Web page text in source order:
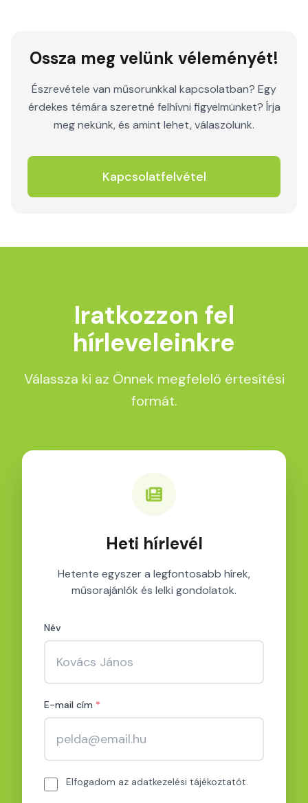
Ossza meg velünk véleményét!
Észrevétele van műsorunkkal kapcsolatban? Egy
érdekes témára szeretné felhívni figyelmünket? Írja
meg nekünk, és amint lehet, válaszolunk.
Kapcsolatfelvétel
Iratkozzon fel
hírleveleinkre
Válassza ki az Önnek megfelelő értesítési
formát.
Heti hírlevél
Hetente egyszer a legfontosabb hírek,
műsorajánlók és lelki gondolatok.
Név
E-mail cím *
Elfogadom az adatkezelési tájékoztatót.